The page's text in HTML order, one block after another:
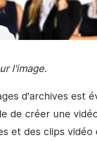
l'image.
d'archives est
de créer une
et des clips vidéo